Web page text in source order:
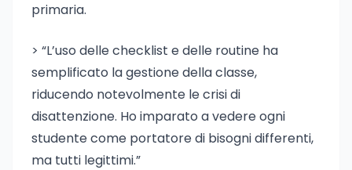
primaria.
> “L’uso delle checklist e delle routine ha
semplificato la gestione della classe,
riducendo notevolmente le crisi di
disattenzione. Ho imparato a vedere ogni
studente come portatore di bisogni differenti,
ma tutti legittimi.”